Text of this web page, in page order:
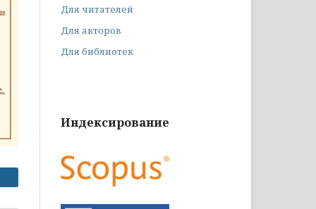
Для читателей
Для авторов
Для библиотек
Индексирование